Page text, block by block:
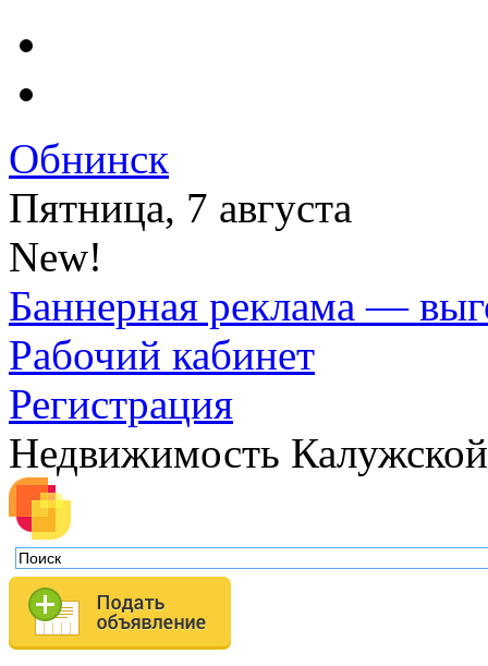
Обнинск
Пятница, 7 августа
New!
Баннерная реклама —
Рабочий кабинет
Регистрация
Недвижимость